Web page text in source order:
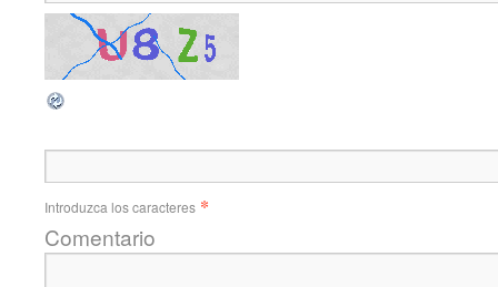
Introduzca los caracteres *
Comentario